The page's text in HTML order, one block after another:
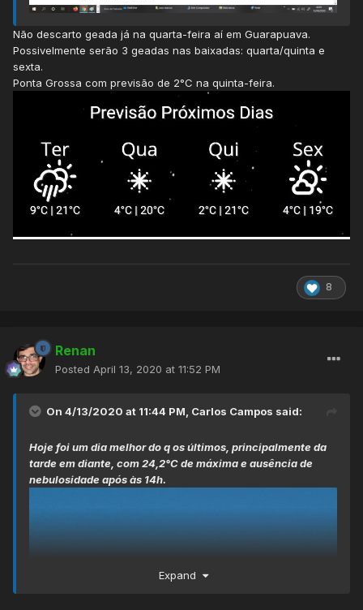
Não descarto geada já na quarta-feira aí em Guarapuava.
Possivelmente serão 3 geadas nas baixadas: quarta/quinta e
sexta.
Ponta Grossa com previsão de 2°C na quinta-feira.
8
Renan
Posted April 13, 2020 at 11:52 PM
On 4/13/2020 at 11:44 PM, Carlos Campos said:
Hoje foi um dia melhor do q os últimos, principalmente da
tarde em diante, com 24,2°C de máxima e ausência de
nebulosidade após às 14h.
Expand